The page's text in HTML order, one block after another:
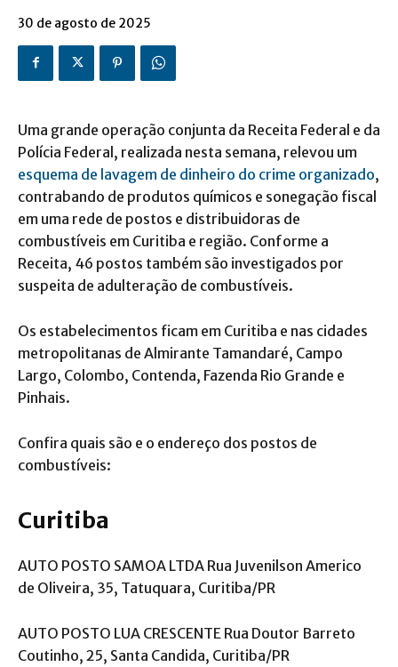
30 de agosto de 2025
Uma grande operação conjunta da Receita Federal e da
Polícia Federal, realizada nesta semana, relevou um
esquema de lavagem de dinheiro do crime organizado,
contrabando de produtos químicos e sonegação fiscal
em uma rede de postos e distribuidoras de
combustíveis em Curitiba e região. Conforme a
Receita, 46 postos também são investigados por
suspeita de adulteração de combustíveis.
Os estabelecimentos ficam em Curitiba e nas cidades
metropolitanas de Almirante Tamandaré, Campo
Largo, Colombo, Contenda, Fazenda Rio Grande e
Pinhais.
Confira quais são e o endereço dos postos de
combustíveis:
Curitiba
AUTO POSTO SAMOA LTDA Rua Juvenilson Americo
de Oliveira, 35, Tatuquara, Curitiba/PR
AUTO POSTO LUA CRESCENTE Rua Doutor Barreto
Coutinho, 25, Santa Candida, Curitiba/PR